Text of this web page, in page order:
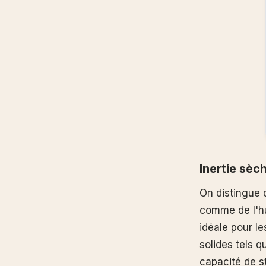
Inertie
On distingue
comme de
idéale pour
solides tels
capacité de